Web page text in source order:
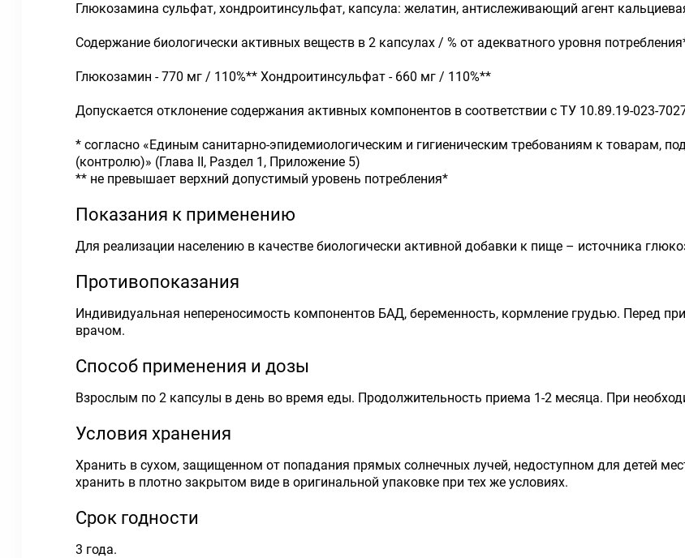
Глюкозамина сульфат, хондроитинсульфат, капсула: желатин, антислеживающий агент
Содержание биологически активных веществ в 2 капсулах / % от адекватного уровня
Глюкозамин - 770 мг / 110%** Хондроитинсульфат - 660 мг / 110%**
Допускается отклонение содержания активных компонентов в соответствии с ТУ 10.89.19-023-
* согласно «Единым санитарно-эпидемиологическим и гигиеническим требованиям к товарам,
(контролю)» (Глава II, Раздел 1, Приложение 5)
** не превышает верхний допустимый уровень потребления*
Показания к применению
Для реализации населению в качестве биологически активной добавки к пище – источника
Противопоказания
Индивидуальная непереносимость компонентов БАД, беременность, кормление грудью. Перед
врачом.
Способ применения и дозы
Взрослым по 2 капсулы в день во время еды. Продолжительность приема 1-2 месяца. При
Условия хранения
Хранить в сухом, защищенном от попадания прямых солнечных лучей, недоступном для детей
хранить в плотно закрытом виде в оригинальной упаковке при тех же условиях.
Срок годности
3 года.